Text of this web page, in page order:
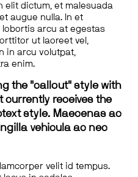
elit dictum, et malesuada
augue nulla. In et
lobortis arcu at egestas
ut laoreet vel,
in arcu volutpat,
enim.
the "callout" style with
receives the
style. Maecenas ac
vehicula ac nec
velit id tempus.